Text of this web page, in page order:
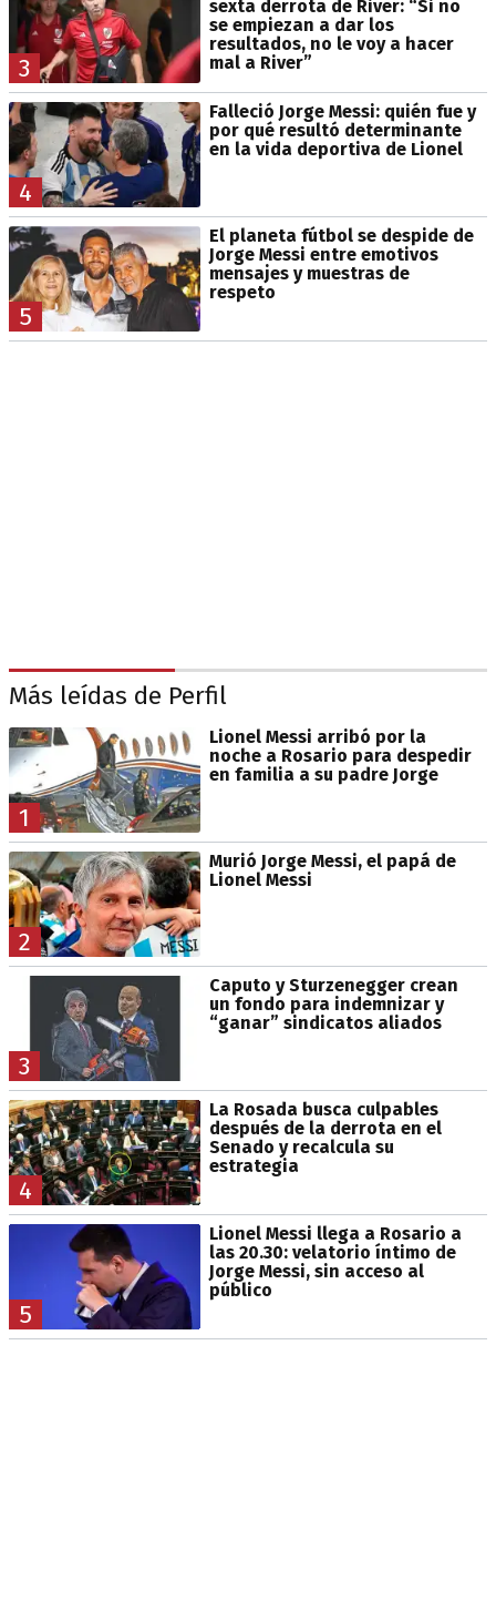
3
sexta derrota de River: “Si no
se empiezan a dar los
resultados, no le voy a hacer
mal a River”
4
Falleció Jorge Messi: quién fue y
por qué resultó determinante
en la vida deportiva de Lionel
5
El planeta fútbol se despide de
Jorge Messi entre emotivos
mensajes y muestras de
respeto
Más leídas de Perfil
1
Lionel Messi arribó por la
noche a Rosario para despedir
en familia a su padre Jorge
2
Murió Jorge Messi, el papá de
Lionel Messi
3
Caputo y Sturzenegger crean
un fondo para indemnizar y
“ganar” sindicatos aliados
4
La Rosada busca culpables
después de la derrota en el
Senado y recalcula su
estrategia
5
Lionel Messi llega a Rosario a
las 20.30: velatorio íntimo de
Jorge Messi, sin acceso al
público